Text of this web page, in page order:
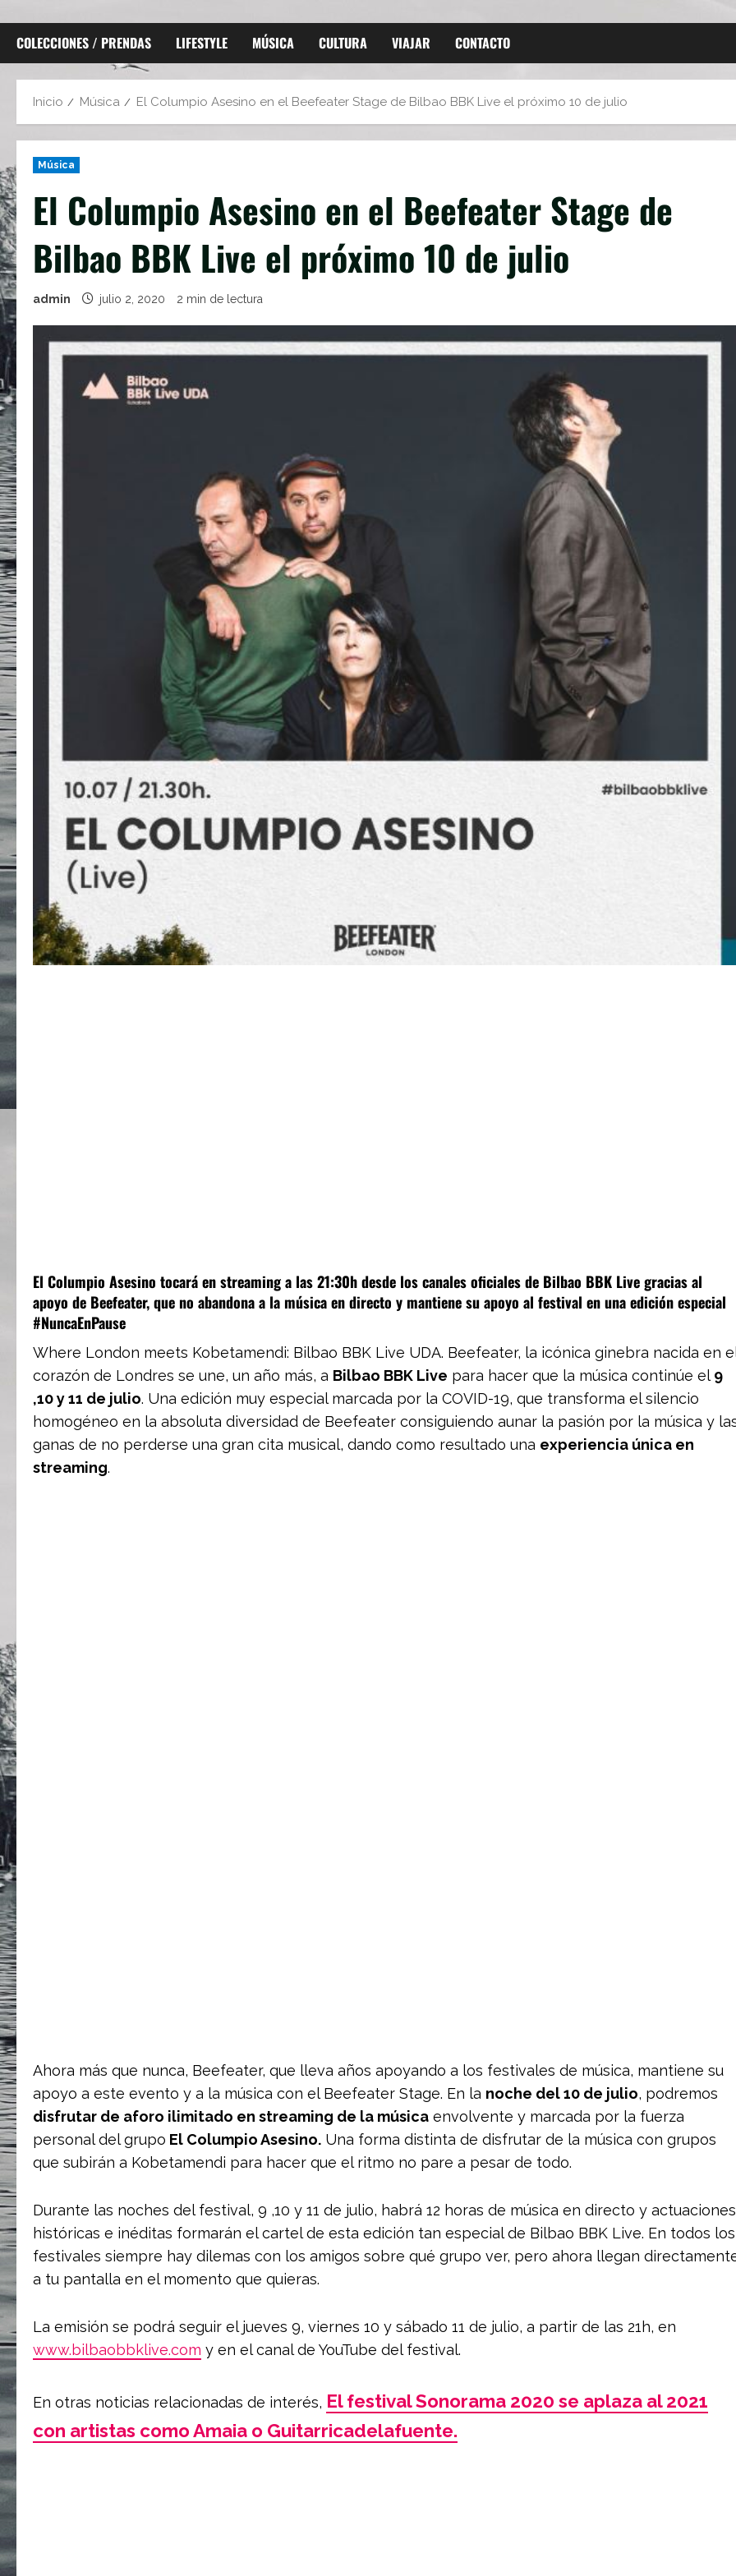
COLECCIONES / PRENDAS LIFESTYLE MÚSICA CULTURA VIAJAR CONTACTO
Inicio Música El Columpio Asesino en el Beefeater Stage de Bilbao BBK Live el próximo 10 de julio
Música
El Columpio Asesino en el Beefeater Stage de
Bilbao BBK Live el próximo 10 de julio
admin julio 2, 2020 2 min de lectura
El Columpio Asesino tocará en streaming a las 21:30h desde los canales oficiales de Bilbao BBK Live gracias al
apoyo de Beefeater, que no abandona a la música en directo y mantiene su apoyo al festival en una edición especial
#NuncaEnPause
Where London meets Kobetamendi: Bilbao BBK Live UDA. Beefeater, la icónica ginebra nacida en
corazón de Londres se une, un año más, a Bilbao BBK Live para hacer que la música continúe el 9
,10 y 11 de julio. Una edición muy especial marcada por la COVID-19, que transforma el silencio
homogéneo en la absoluta diversidad de Beefeater consiguiendo aunar la pasión por la música y
ganas de no perderse una gran cita musical, dando como resultado una experiencia única en
streaming.
Ahora más que nunca, Beefeater, que lleva años apoyando a los festivales de música, mantiene su
apoyo a este evento y a la música con el Beefeater Stage. En la noche del 10 de julio, podremos
disfrutar de aforo ilimitado en streaming de la música envolvente y marcada por la fuerza
personal del grupo El Columpio Asesino. Una forma distinta de disfrutar de la música con grupos
que subirán a Kobetamendi para hacer que el ritmo no pare a pesar de todo.
Durante las noches del festival, 9 ,10 y 11 de julio, habrá 12 horas de música en directo y actuaciones
históricas e inéditas formarán el cartel de esta edición tan especial de Bilbao BBK Live. En todos los
festivales siempre hay dilemas con los amigos sobre qué grupo ver, pero ahora llegan
a tu pantalla en el momento que quieras.
La emisión se podrá seguir el jueves 9, viernes 10 y sábado 11 de julio, a partir de las 21h, en
www.bilbaobbklive.com y en el canal de YouTube del festival.
En otras noticias relacionadas de interés, El festival Sonorama 2020 se aplaza al 2021
con artistas como Amaia o Guitarricadelafuente.